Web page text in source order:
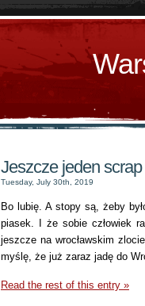
Jeszcze jeden
Tuesday, July 30th, 2019
Bo lubię. A stopy są, żeby
piasek. I że sobie człowiek
jeszcze na wrocławskim
myślę, że już zaraz jadę do
Read the rest of this entry »